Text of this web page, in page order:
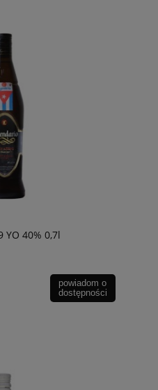
YO 40% 0,7l
powiadom o
dostępności